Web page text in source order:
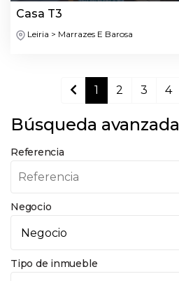
Casa T3
Leiria > Marrazes E Barosa
1 2 3 4
Búsqueda avanzada
Referencia
Negocio
Tipo de inmueble